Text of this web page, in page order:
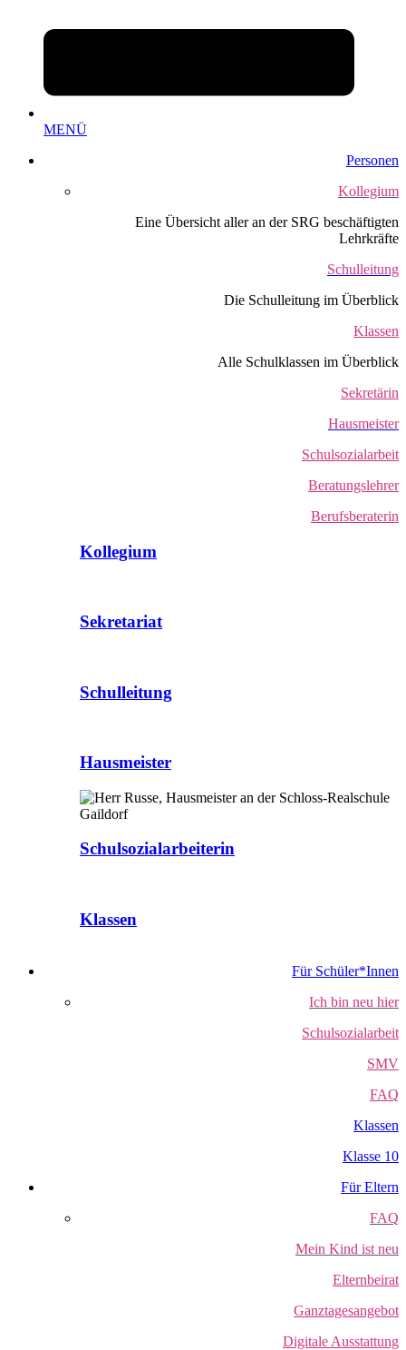
MENÜ
Personen
Kollegium
Eine Übersicht aller an der SRG beschäftigten
Lehrkräfte
Schulleitung
Die Schulleitung im Überblick
Klassen
Alle Schulklassen im Überblick
Sekretärin
Hausmeister
Schulsozialarbeit
Beratungslehrer
Berufsberaterin
Kollegium
Sekretariat
Schulleitung
Hausmeister
Schulsozialarbeiterin
Klassen
Für Schüler*Innen
Ich bin neu hier
Schulsozialarbeit
SMV
FAQ
Klassen
Klasse 10
Für Eltern
FAQ
Mein Kind ist neu
Elternbeirat
Ganztagesangebot
Digitale Ausstattung